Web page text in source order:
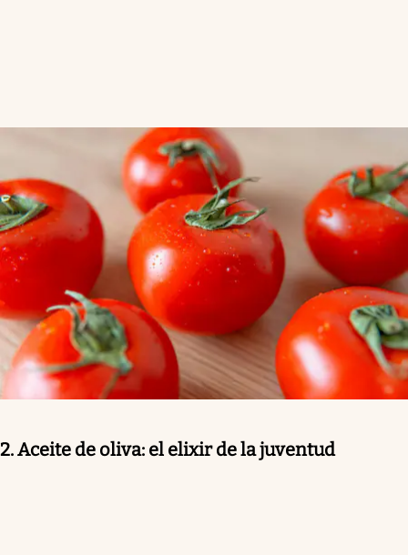
2. Aceite de oliva: el elixir de la juventud